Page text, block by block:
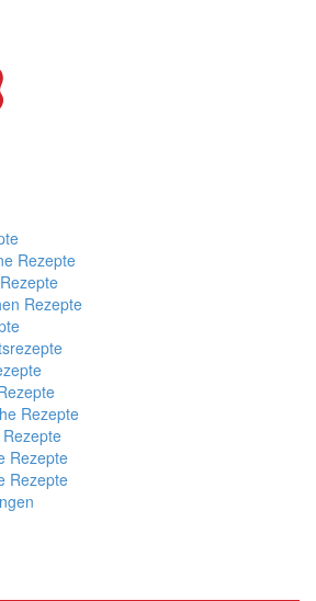
Rezepte
Rezepte
Rezepte
Rezepte
Rezepte